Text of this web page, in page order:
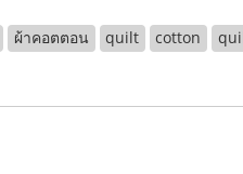
ผ้าคอตตอน quilt cotton